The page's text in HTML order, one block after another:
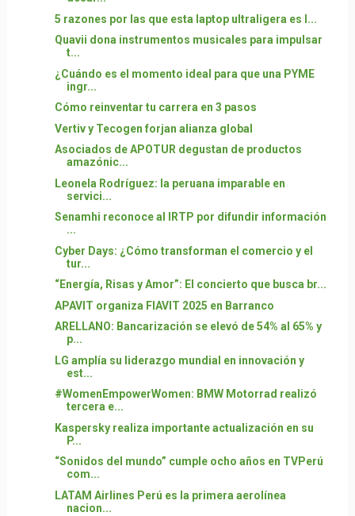
5 razones por las que esta laptop ultraligera es l...
Quavii dona instrumentos musicales para impulsar
t...
¿Cuándo es el momento ideal para que una PYME
ingr...
Cómo reinventar tu carrera en 3 pasos
Vertiv y Tecogen forjan alianza global
Asociados de APOTUR degustan de productos
amazónic...
Leonela Rodríguez: la peruana imparable en
servici...
Senamhi reconoce al IRTP por difundir información
...
Cyber Days: ¿Cómo transforman el comercio y el
tur...
“Energía, Risas y Amor”: El concierto que busca br...
APAVIT organiza FIAVIT 2025 en Barranco
ARELLANO: Bancarización se elevó de 54% al 65% y
p...
LG amplía su liderazgo mundial en innovación y
est...
#WomenEmpowerWomen: BMW Motorrad realizó
tercera e...
Kaspersky realiza importante actualización en su
P...
“Sonidos del mundo” cumple ocho años en TVPerú
com...
LATAM Airlines Perú es la primera aerolínea
nacion...